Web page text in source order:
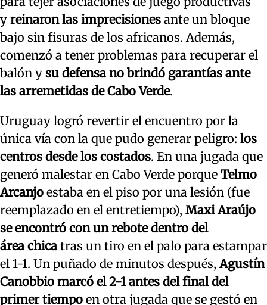
y reinaron las imprecisiones ante un bloque
bajo sin fisuras de los africanos. Además,
comenzó a tener problemas para recuperar el
balón y su defensa no brindó garantías ante
las arremetidas de Cabo Verde.
Uruguay logró revertir el encuentro por la
única vía con la que pudo generar peligro: los
centros desde los costados. En una jugada que
generó malestar en Cabo Verde porque Telmo
Arcanjo estaba en el piso por una lesión (fue
reemplazado en el entretiempo), Maxi Araújo
se encontró con un rebote dentro del
área chica tras un tiro en el palo para estampar
el 1-1. Un puñado de minutos después,Agustín
Canobbio marcó el 2-1 antes del final del
primer tiempo en otra jugada que se gestó en